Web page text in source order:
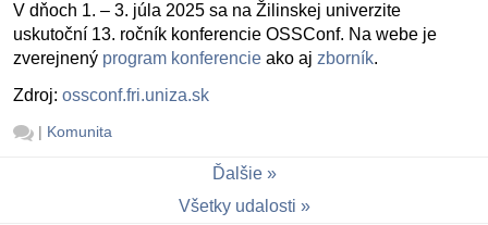
V dňoch 1. – 3. júla 2025 sa na Žilinskej univerzite
uskutoční 13. ročník konferencie OSSConf. Na webe je
zverejnený program konferencie ako aj zborník.
Zdroj: ossconf.fri.uniza.sk
| Komunita
Ďalšie
Všetky udalosti